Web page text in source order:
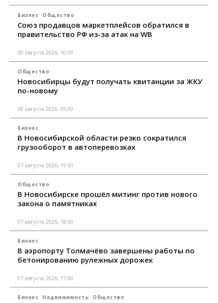
Бизнес Общество
Союз продавцов маркетплейсов обратился в
правительство РФ из-за атак на WB
08 августа 2026, 10:00
Общество
Новосибирцы будут получать квитанции за ЖКУ
по-новому
08 августа 2026, 09:00
Бизнес
В Новосибирской области резко сократился
грузооборот в автоперевозках
07 августа 2026, 19:00
Общество
В Новосибирске прошёл митинг против нового
закона о памятниках
07 августа 2026, 18:00
Бизнес
В аэропорту Толмачёво завершены работы по
бетонированию рулежных дорожек
07 августа 2026, 17:00
Бизнес Недвижимость Общество